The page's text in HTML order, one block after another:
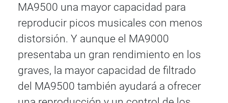
MA9500 una mayor capacidad para
reproducir picos musicales con menos
distorsión. Y aunque el MA9000
presentaba un gran rendimiento en los
graves, la mayor capacidad de filtrado
del MA9500 también ayudará a ofrecer